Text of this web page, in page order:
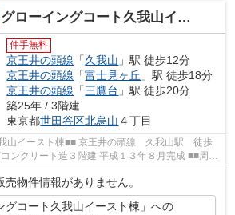
グローイングコート久我山イースト棟
仲手無料
京王井の頭線 「久我山 」駅 徒歩12分
京王井の頭線 「富士見ヶ丘 」駅 徒歩18分
京王井の頭線 「三鷹台 」駅 徒歩20分
築25年 / 3階建
東京都世田谷区北烏山 ４丁目
京王井の頭線 久我山駅 徒歩
売物件情報がありません。
グコート久我山イースト棟」への